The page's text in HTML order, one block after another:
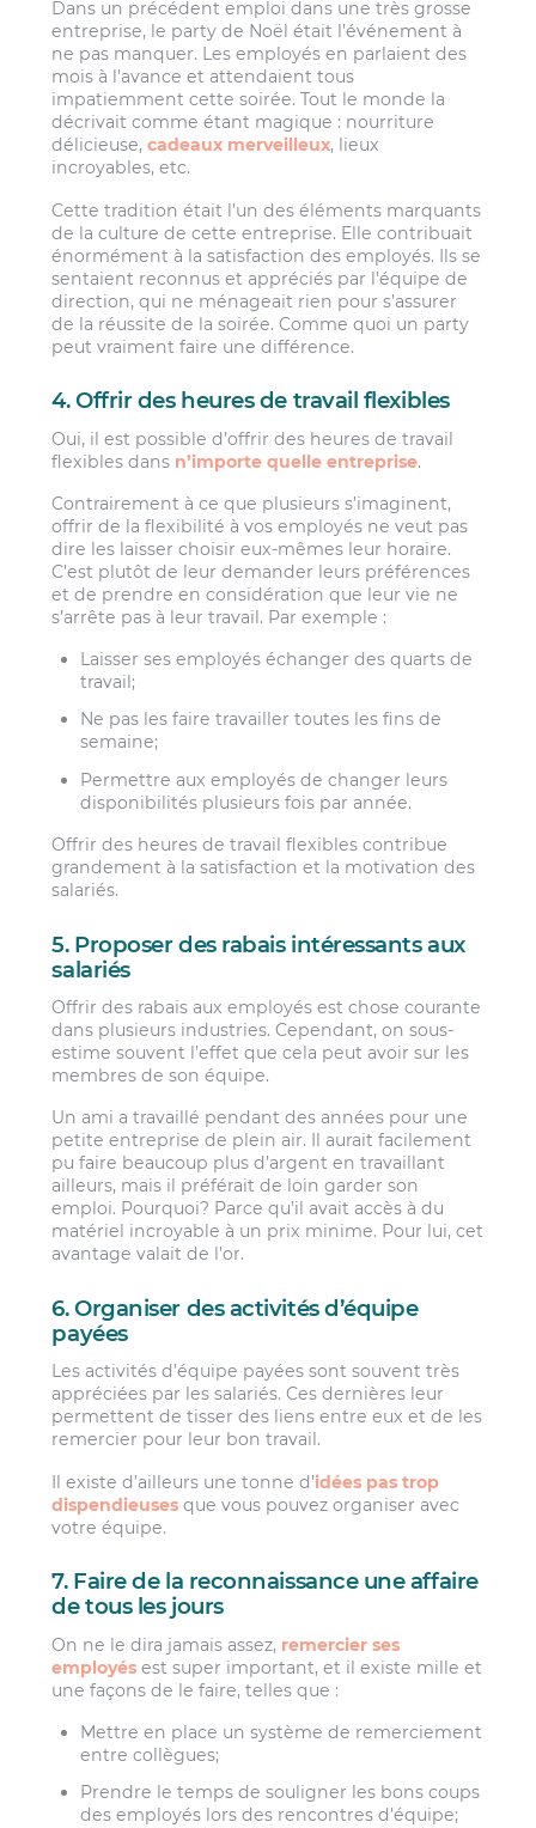
Dans un précédent emploi dans une très grosse
entreprise, le party de Noël était l’événement à
ne pas manquer. Les employés en parlaient des
mois à l’avance et attendaient tous
impatiemment cette soirée. Tout le monde la
décrivait comme étant magique : nourriture
délicieuse,cadeaux merveilleux, lieux
incroyables, etc.
Cette tradition était l’un des éléments marquants
de la culture de cette entreprise. Elle contribuait
énormément à la satisfaction des employés. Ils se
sentaient reconnus et appréciés par l’équipe de
direction, qui ne ménageait rien pour s’assurer
de la réussite de la soirée. Comme quoi un party
peut vraiment faire une différence.
4. Offrir des heures de travail flexibles
Oui, il est possible d’offrir des heures de travail
flexibles dans n’importe quelle entreprise.
Contrairement à ce que plusieurs s’imaginent,
offrir de la flexibilité à vos employés ne veut pas
dire les laisser choisir eux-mêmes leur horaire.
C’est plutôt de leur demander leurs préférences
et de prendre en considération que leur vie ne
s’arrête pas à leur travail. Par exemple :
Laisser ses employés échanger des quarts de
travail;
Ne pas les faire travailler toutes les fins de
semaine;
Permettre aux employés de changer leurs
disponibilités plusieurs fois par année.
Offrir des heures de travail flexibles contribue
grandement à la satisfaction et la motivation des
salariés.
5. Proposer des rabais intéressants aux
salariés
Offrir des rabais aux employés est chose courante
dans plusieurs industries. Cependant, on sous-
estime souvent l’effet que cela peut avoir sur les
membres de son équipe.
Un ami a travaillé pendant des années pour une
petite entreprise de plein air. Il aurait facilement
pu faire beaucoup plus d’argent en travaillant
ailleurs, mais il préférait de loin garder son
emploi. Pourquoi? Parce qu’il avait accès à du
matériel incroyable à un prix minime. Pour lui, cet
avantage valait de l’or.
6. Organiser des activités d’équipe
payées
Les activités d’équipe payées sont souvent très
appréciées par les salariés. Ces dernières leur
permettent de tisser des liens entre eux et de les
remercier pour leur bon travail.
Il existe d’ailleurs une tonne d’idées pas trop
dispendieuses que vous pouvez organiser avec
votre équipe.
7. Faire de la reconnaissance une affaire
de tous les jours
On ne le dira jamais assez, remercier ses
employés est super important, et il existe mille et
une façons de le faire, telles que :
Mettre en place un système de remerciement
entre collègues;
Prendre le temps de souligner les bons coups
des employés lors des rencontres d’équipe;